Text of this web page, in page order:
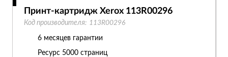
Принт-картридж Xerox 113R00296
Код производителя: 113R00296
6 месяцев гарантии
Ресурс 5000 страниц